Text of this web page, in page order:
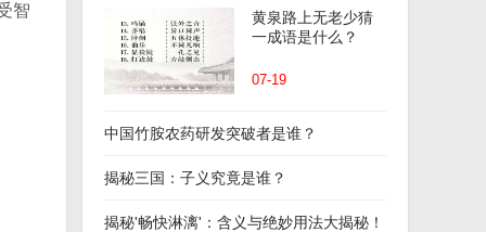
智
黄泉路上无老少猜
一成语是什么？
07-19
中国竹胺农药研发突破者是谁？
揭秘三国：子义究竟是谁？
揭秘'畅快淋漓'：含义与绝妙用法大揭秘！